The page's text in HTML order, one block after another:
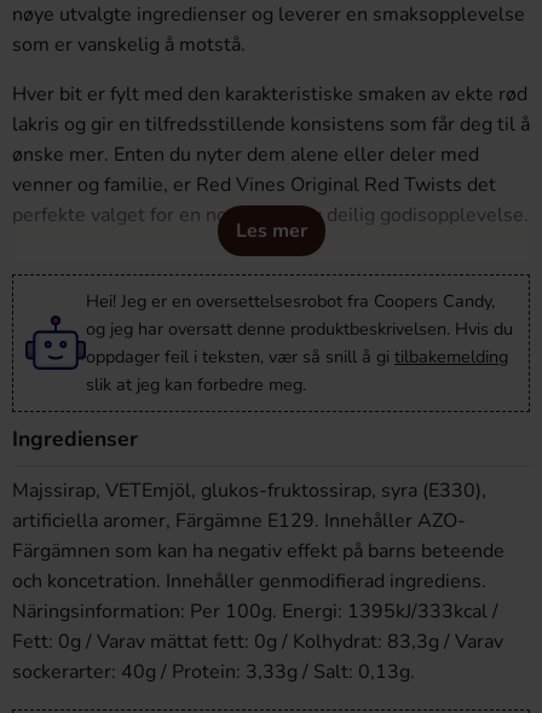
nøye utvalgte ingredienser og leverer en smaksopplevelse
som er vanskelig å motstå.
Hver bit er fylt med den karakteristiske smaken av ekte rød
lakris og gir en tilfredsstillende konsistens som får deg til å
ønske mer. Enten du nyter dem alene eller deler med
venner og familie, er Red Vines Original Red Twists det
perfekte valget for en nostalgisk og deilig godisopplevelse.
Les mer
Hei! Jeg er en oversettelsesrobot fra Coopers Candy,
og jeg har oversatt denne produktbeskrivelsen. Hvis du
oppdager feil i teksten, vær så snill å gi tilbakemelding
slik at jeg kan forbedre meg.
Ingredienser
Majssirap, VETEmjöl, glukos-fruktossirap, syra (E330),
artificiella aromer, Färgämne E129. Innehåller AZO-
Färgämnen som kan ha negativ effekt på barns beteende
och koncetration. Innehåller genmodifierad ingrediens.
Näringsinformation: Per 100g. Energi: 1395kJ/333kcal /
Fett: 0g / Varav mättat fett: 0g / Kolhydrat: 83,3g / Varav
sockerarter: 40g / Protein: 3,33g / Salt: 0,13g.